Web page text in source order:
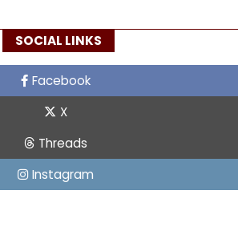
SOCIAL LINKS
Facebook
X
Threads
Instagram